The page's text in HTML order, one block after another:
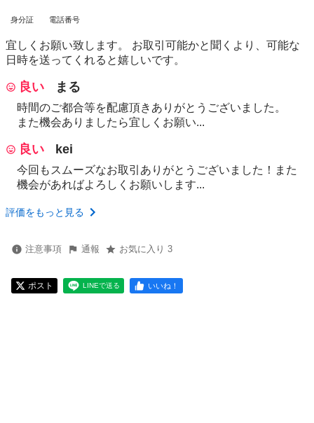
身分証 電話番号
宜しくお願い致します。 お取引可能かと聞くより、可能な
日時を送ってくれると嬉しいです。
良い まる
時間のご都合等を配慮頂きありがとうございました。
また機会ありましたら宜しくお願い...
良い kei
今回もスムーズなお取引ありがとうございました！また
機会があればよろしくお願いします...
評価をもっと見る
注意事項 通報 お気に入り 3
ポスト LINEで送る いいね！